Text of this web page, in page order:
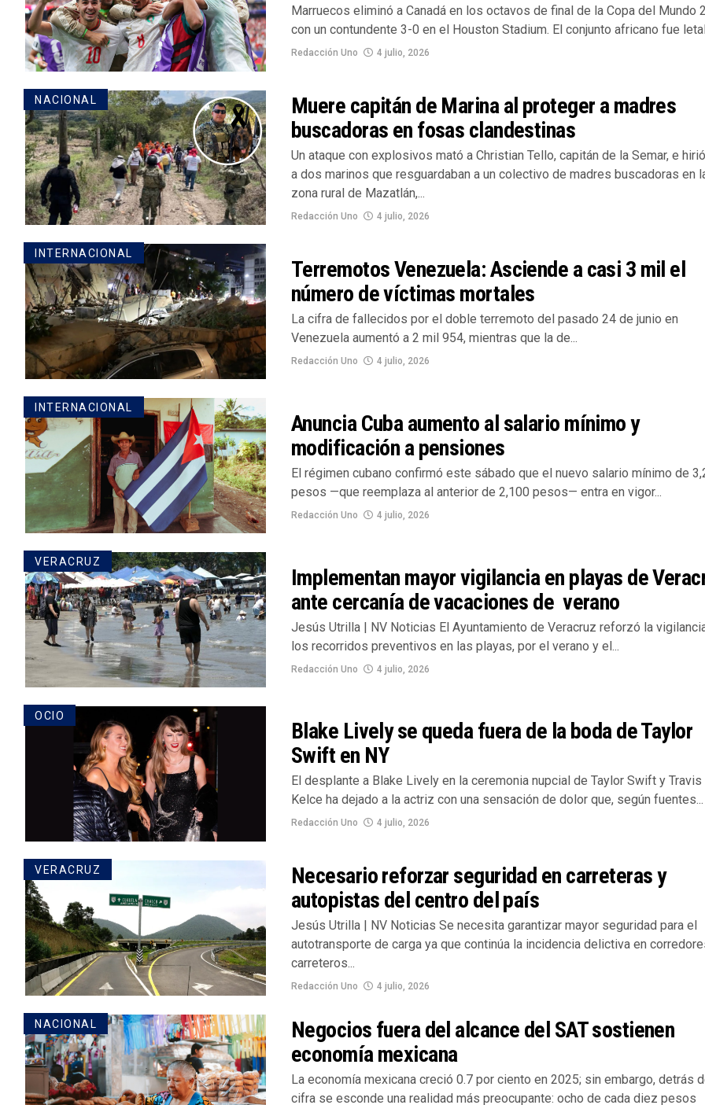
Marruecos eliminó a Canadá en los octavos de final de la Copa del Mundo
con un contundente 3-0 en el Houston Stadium. El conjunto africano fue
Redacción Uno 4 julio, 2026
NACIONAL
Muere capitán de Marina al proteger a madres
buscadoras en fosas clandestinas
Un ataque con explosivos mató a Christian Tello, capitán de la Semar, e hirió
a dos marinos que resguardaban a un colectivo de madres buscadoras en
zona rural de Mazatlán,...
Redacción Uno 4 julio, 2026
INTERNACIONAL
Terremotos Venezuela: Asciende a casi 3 mil el
número de víctimas mortales
La cifra de fallecidos por el doble terremoto del pasado 24 de junio en
Venezuela aumentó a 2 mil 954, mientras que la de...
Redacción Uno 4 julio, 2026
INTERNACIONAL
Anuncia Cuba aumento al salario mínimo y
modificación a pensiones
El régimen cubano confirmó este sábado que el nuevo salario mínimo de
pesos —que reemplaza al anterior de 2,100 pesos— entra en vigor...
Redacción Uno 4 julio, 2026
VERACRUZ
Implementan mayor vigilancia en playas de
ante cercanía de vacaciones de verano
Jesús Utrilla | NV Noticias El Ayuntamiento de Veracruz reforzó la
los recorridos preventivos en las playas, por el verano y el...
Redacción Uno 4 julio, 2026
OCIO
Blake Lively se queda fuera de la boda de Taylor
Swift en NY
El desplante a Blake Lively en la ceremonia nupcial de Taylor Swift y Travis
Kelce ha dejado a la actriz con una sensación de dolor que, según fuentes...
Redacción Uno 4 julio, 2026
VERACRUZ
Necesario reforzar seguridad en carreteras y
autopistas del centro del país
Jesús Utrilla | NV Noticias Se necesita garantizar mayor seguridad para el
autotransporte de carga ya que continúa la incidencia delictiva en
carreteros...
Redacción Uno 4 julio, 2026
NACIONAL
Negocios fuera del alcance del SAT sostienen
economía mexicana
La economía mexicana creció 0.7 por ciento en 2025; sin embargo, detrás
cifra se esconde una realidad más preocupante: ocho de cada diez pesos